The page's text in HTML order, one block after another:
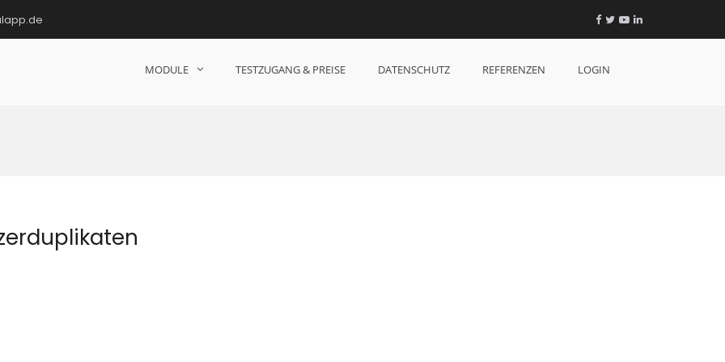
Facebook
TwitterYouTube
LinkedIn
MODULE TESTZUGANG & PREISE DATENSCHUTZ REFERENZEN LOGIN